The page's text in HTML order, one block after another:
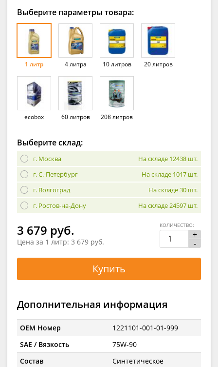
Выберите параметры товара:
1 литр 4 литра 10 литров 20 литров
ecobox 60 литров 208 литров
Выберите склад:
г. Москва
На складе 12438 шт.
г. С.-Петербург
На складе 1017 шт.
г. Волгоград
На складе 30 шт.
г. Ростов-на-Дону
На складе 24597 шт.
3 679 руб.
Цена за 1 литр: 3 679 руб.
+
-
КОЛИЧЕСТВО:
Купить
Дополнительная информация
OEM Номер
1221101-001-01-999
SAE / Вязкость
75W-90
Состав
Синтетическое